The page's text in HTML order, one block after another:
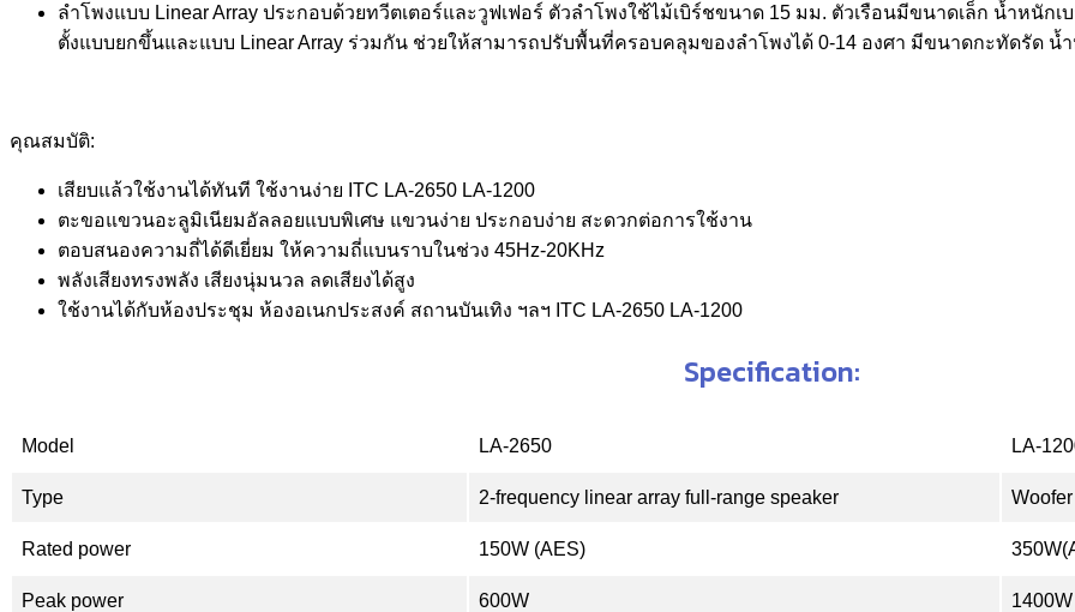
ลำโพงแบบ Linear Array ประกอบด้วยทวีตเตอร์และวูฟเฟอร์ ตัวลำโพงใช้ไม้เบิร์ชขนาด 15 มม. ตัวเรือนมีขนาดเล็ก น้ำหนัก
ตั้งแบบยกขึ้นและแบบ Linear Array ร่วมกัน ช่วยให้สามารถปรับพื้นที่ครอบคลุมของลำโพงได้ 0-14 องศา มีขนาดกะทัดรัด น้
คุณสมบัติ:
เสียบแล้วใช้งานได้ทันที ใช้งานง่าย ITC LA-2650 LA-1200
ตะขอแขวนอะลูมิเนียมอัลลอยแบบพิเศษ แขวนง่าย ประกอบง่าย สะดวกต่อการใช้งาน
ตอบสนองความถี่ได้ดีเยี่ยม ให้ความถี่แบนราบในช่วง 45Hz-20KHz
พลังเสียงทรงพลัง เสียงนุ่มนวล ลดเสียงได้สูง
ใช้งานได้กับห้องประชุม ห้องอเนกประสงค์ สถานบันเทิง ฯลฯ ITC LA-2650 LA-1200
Specification:
Model LA-2650 LA-
Type 2-frequency linear array full-range speaker Woofer
Rated power 150W (AES)
Peak power 600W 1400W